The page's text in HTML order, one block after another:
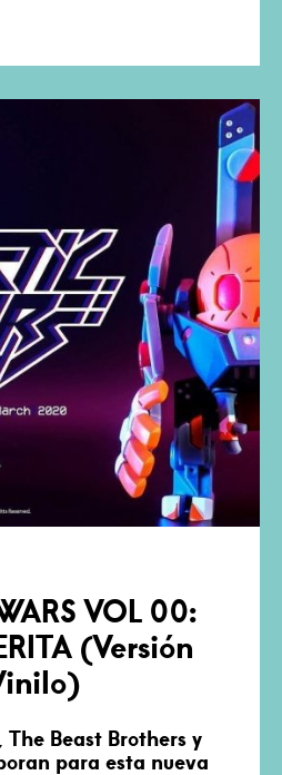
VOL 00:
(Versión
Beast Brothers y
para esta nueva